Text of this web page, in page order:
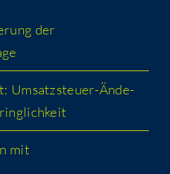
der
Umsatz­steu­er-Ände­
mit